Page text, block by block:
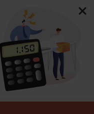
El Método MAPA, la
permanente.